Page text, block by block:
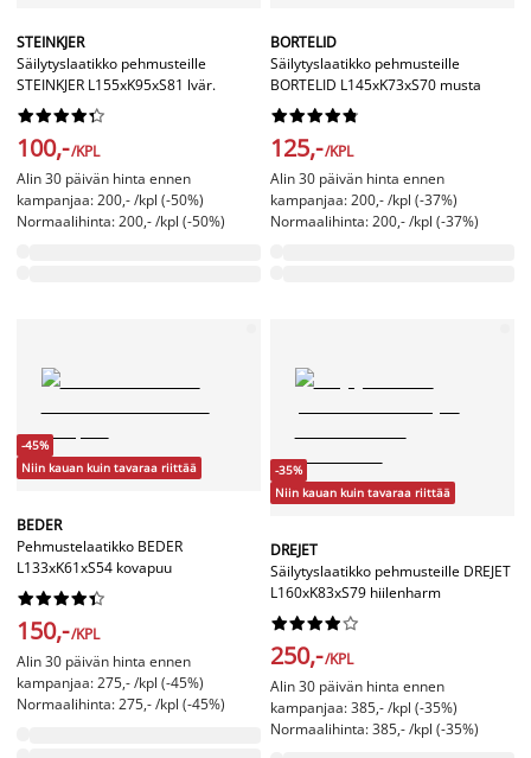
STEINKJER
Säilytyslaatikko pehmusteille
STEINKJER L155xK95xS81 lvär.






100,-/KPL
Alin 30 päivän hinta ennen
kampanjaa: 200,- /kpl (-50%)
Normaalihinta: 200,- /kpl (-50%)
BORTELID
Säilytyslaatikko pehmusteille
BORTELID L145xK73xS70 musta






125,-/KPL
Alin 30 päivän hinta ennen
kampanjaa: 200,- /kpl (-37%)
Normaalihinta: 200,- /kpl (-37%)
-45%
Niin kauan kuin tavaraa riittää
BEDER
Pehmustelaatikko BEDER
L133xK61xS54 kovapuu






150,-/KPL
Alin 30 päivän hinta ennen
kampanjaa: 275,- /kpl (-45%)
Normaalihinta: 275,- /kpl (-45%)
-35%
Niin kauan kuin tavaraa riittää
DREJET
Säilytyslaatikko pehmusteille DREJET
L160xK83xS79 hiilenharm






250,-/KPL
Alin 30 päivän hinta ennen
kampanjaa: 385,- /kpl (-35%)
Normaalihinta: 385,- /kpl (-35%)